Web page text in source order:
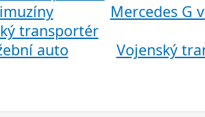
Mercedes G
Vojenský